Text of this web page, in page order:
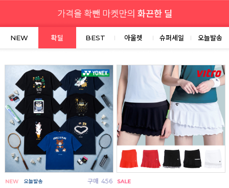
NEW 확딜 BEST 아울렛 슈퍼세일 오늘발송
구매 456